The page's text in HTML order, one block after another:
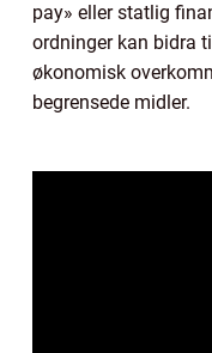
pay» eller statlig
ordninger kan bidra
økonomisk
begrensede midler.